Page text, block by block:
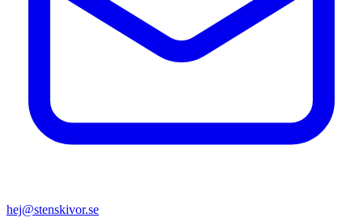
hej@stenskivor.se